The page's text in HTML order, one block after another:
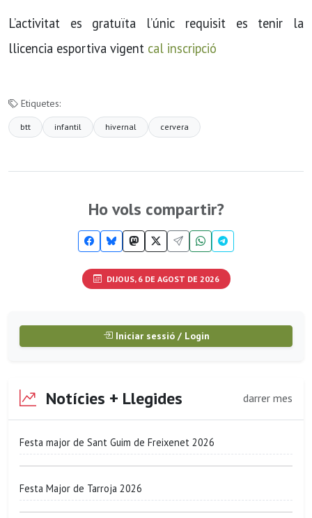
L’activitat es gratuïta l’únic requisit es tenir la
llicencia esportiva vigent cal inscripció
Etiquetes:
btt infantil hivernal cervera
Ho vols compartir?
DIJOUS, 6 DE AGOST DE 2026
Iniciar sessió / Login
Notícies + Llegides darrer mes
Festa major de Sant Guim de Freixenet 2026
Festa Major de Tarroja 2026